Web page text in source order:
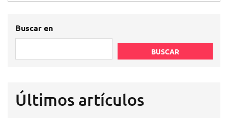
Buscar en
BUSCAR
Últimos artículos